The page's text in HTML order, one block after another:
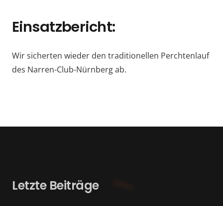
Einsatzbericht:
Wir sicherten wieder den traditionellen Perchtenlauf
des Narren-Club-Nürnberg ab.
Letzte Beiträge